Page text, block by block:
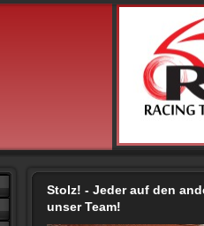
Stolz! - Jeder auf den
unser Team!